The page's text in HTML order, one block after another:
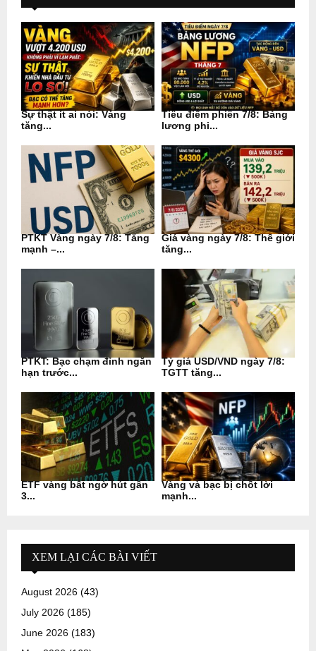
Sự thật ít ai nói: Vàng
tăng...
Tiêu điểm phiên 7/8: Bảng
lương phi...
PTKT Vàng ngày 7/8: Tăng
mạnh –...
Giá vàng ngày 7/8: Thế giới
tăng...
PTKT: Bạc chạm đỉnh ngắn
hạn trước...
Tỷ giá USD/VND ngày 7/8:
TGTT tăng...
ETF vàng bất ngờ hút gần
3...
Vàng và bạc bị chốt lời
mạnh...
XEM LẠI CÁC BÀI VIẾT
August 2026 (43)
July 2026 (185)
June 2026 (183)